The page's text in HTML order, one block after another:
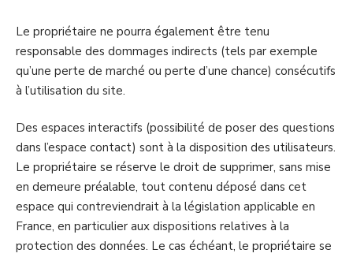
Le propriétaire ne pourra également être tenu
responsable des dommages indirects (tels par exemple
qu’une perte de marché ou perte d’une chance) consécutifs
à l’utilisation du site.
Des espaces interactifs (possibilité de poser des questions
dans l’espace contact) sont à la disposition des utilisateurs.
Le propriétaire se réserve le droit de supprimer, sans mise
en demeure préalable, tout contenu déposé dans cet
espace qui contreviendrait à la législation applicable en
France, en particulier aux dispositions relatives à la
protection des données. Le cas échéant, le propriétaire se